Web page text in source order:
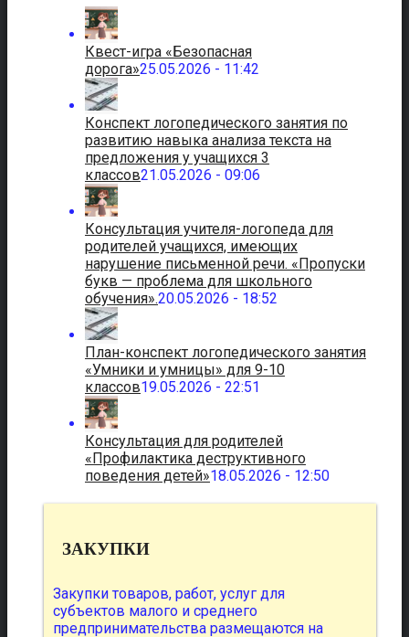
Квест-игра «Безопасная
дорога»25.05.2026 - 11:42
Конспект логопедического занятия по
развитию навыка анализа текста на
предложения у учащихся 3
классов21.05.2026 - 09:06
Консультация учителя-логопеда для
родителей учащихся, имеющих
нарушение письменной речи. «Пропуски
букв — проблема для школьного
обучения».20.05.2026 - 18:52
План-конспект логопедического занятия
«Умники и умницы» для 9-10
классов19.05.2026 - 22:51
Консультация для родителей
«Профилактика деструктивного
поведения детей»18.05.2026 - 12:50
ЗАКУПКИ
Закупки товаров, работ, услуг для
субъектов малого и среднего
предпринимательства размещаются на